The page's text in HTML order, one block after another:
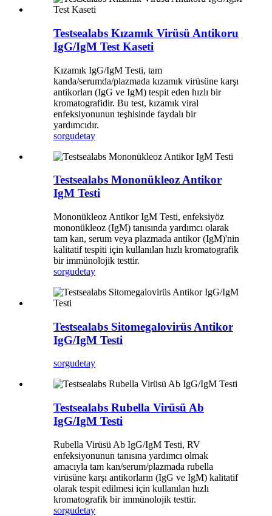
Testsealabs Kızamık Virüsü Antikoru
IgG/IgM Test Kaseti
Kızamık IgG/IgM Testi, tam
kanda/serumda/plazmada kızamık virüsüne karşı
antikorları (IgG ve IgM) tespit eden hızlı bir
kromatografidir. Bu test, kızamık viral
enfeksiyonunun teşhisinde faydalı bir
yardımcıdır.
sorgudetay
Testsealabs Mononükleoz Antikor
IgM Testi
Mononükleoz Antikor IgM Testi, enfeksiyöz
mononükleoz (IgM) tanısında yardımcı olarak
tam kan, serum veya plazmada antikor (IgM)'nin
kalitatif tespiti için kullanılan hızlı kromatografik
bir immünolojik testtir.
sorgudetay
Testsealabs Sitomegalovirüs Antikor
IgG/IgM Testi
sorgudetay
Testsealabs Rubella Virüsü Ab
IgG/IgM Testi
Rubella Virüsü Ab IgG/IgM Testi, RV
enfeksiyonunun tanısına yardımcı olmak
amacıyla tam kan/serum/plazmada rubella
virüsüne karşı antikorların (IgG ve IgM) kalitatif
olarak tespit edilmesi için kullanılan hızlı
kromatografik bir immünolojik testtir.
sorgudetay